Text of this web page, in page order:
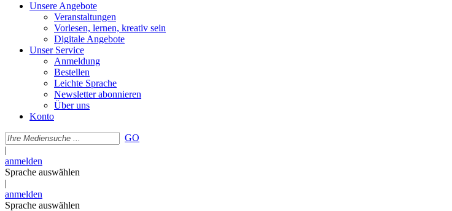
Unsere Angebote
Veranstaltungen
Vorlesen, lernen, kreativ sein
Digitale Angebote
Unser Service
Anmeldung
Bestellen
Leichte Sprache
Newsletter abonnieren
Über uns
Konto
GO
|
anmelden
Sprache auswählen
|
anmelden
Sprache auswählen